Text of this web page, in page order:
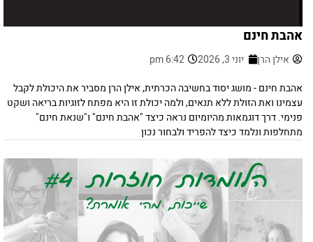
אהבת חינם
אילן הרן יוני 3, 2026
6:42 pm
אהבת חינם - מושג יסוד בחשיבה הכרתית, אילן הרן מסביר את היכולת לקבל
עצמינו ואת הזולת ללא תנאים, ולמה יכולת זו היא מפתח לזוגיות בריאה ושקט
פנימי. דרך דוגמאות מהיומיום נראה כיצד "אהבת חינם" ו"שנאת חינם"
מתחלפות ונלמד כיצד להפריד ולבחור נכון